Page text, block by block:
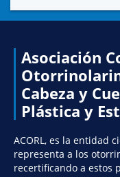
Asociación
Cabeza y
Plástica y
ACORL, es la entidad
representa a los
recertificando a estos